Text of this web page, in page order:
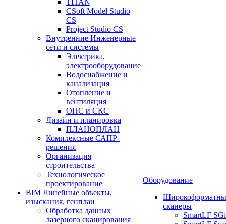
TITAN
CSoft Model Studio
CS
Project Studio CS
Внутренние Инженерные
сети и системы
Электрика,
электрооборудование
Водоснабжение и
канализация
Отопление и
вентиляция
ОПС и СКС
Дизайн и планировка
ПЛАНОПЛАН
Комплексные САПР-
решения
Организация
строительства
Технологическое
проектирование
BIM Линейные объекты,
изыскания, генплан
Обработка данных
лазерного сканирования
Оборудование
сканеры
SmartLF SGi